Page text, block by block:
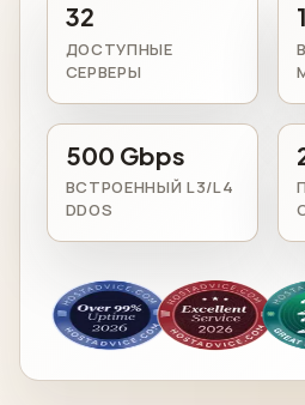
32
ДОСТУПНЫЕ
СЕРВЕРЫ
1
500 Gbps
ВСТРОЕННЫЙ L3/L4
DDOS